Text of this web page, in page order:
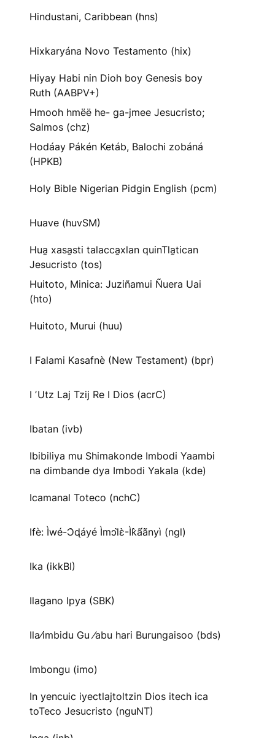
Hindustani, Caribbean (hns)
Hixkaryána Novo Testamento (hix)
Hiyay Habi nin Dioh boy Genesis boy
Ruth (AABPV+)
Hmooh hmëë he- ga-jmee Jesucristo;
Salmos (chz)
Hodáay Pákén Ketáb, Balochi zobáná
(HPKB)
Holy Bible Nigerian Pidgin English (pcm)
Huave (huvSM)
Hua̱ xasa̱sti talacca̱xlan quinTla̱tican
Jesucristo (tos)
Huitoto, Minica: Juziñamui Ñuera Uai
(hto)
Huitoto, Murui (huu)
I Falami Kasafnè (New Testament) (bpr)
I ʼUtz Laj Tzij Re I Dios (acrC)
Ibatan (ivb)
Ibibiliya mu Shimakonde Imbodi Yaambi
na dimbande dya Imbodi Yakala (kde)
Icamanal Toteco (nchC)
Ifè: Ìwé-Ɔ̀ɖáyé Ìmↄl̀ɛ̀-Ìk̀ã́ã̀nyì (ngl)
Ika (ikkBI)
Ilagano Ipya (SBK)
Ila⁄imbidu Gu ⁄abu hari Burungaisoo (bds)
Imbongu (imo)
In yencuic iyectlajtoltzin Dios itech ica
toTeco Jesucristo (nguNT)